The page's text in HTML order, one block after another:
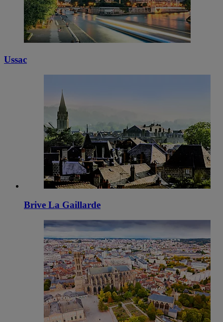
Ussac
Brive La Gaillarde